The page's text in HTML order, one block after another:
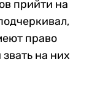
прийти на
право
на них